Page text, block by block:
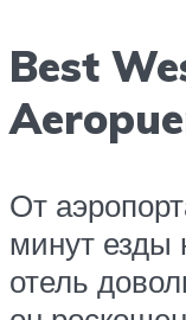
Best
От
минут езды
отель